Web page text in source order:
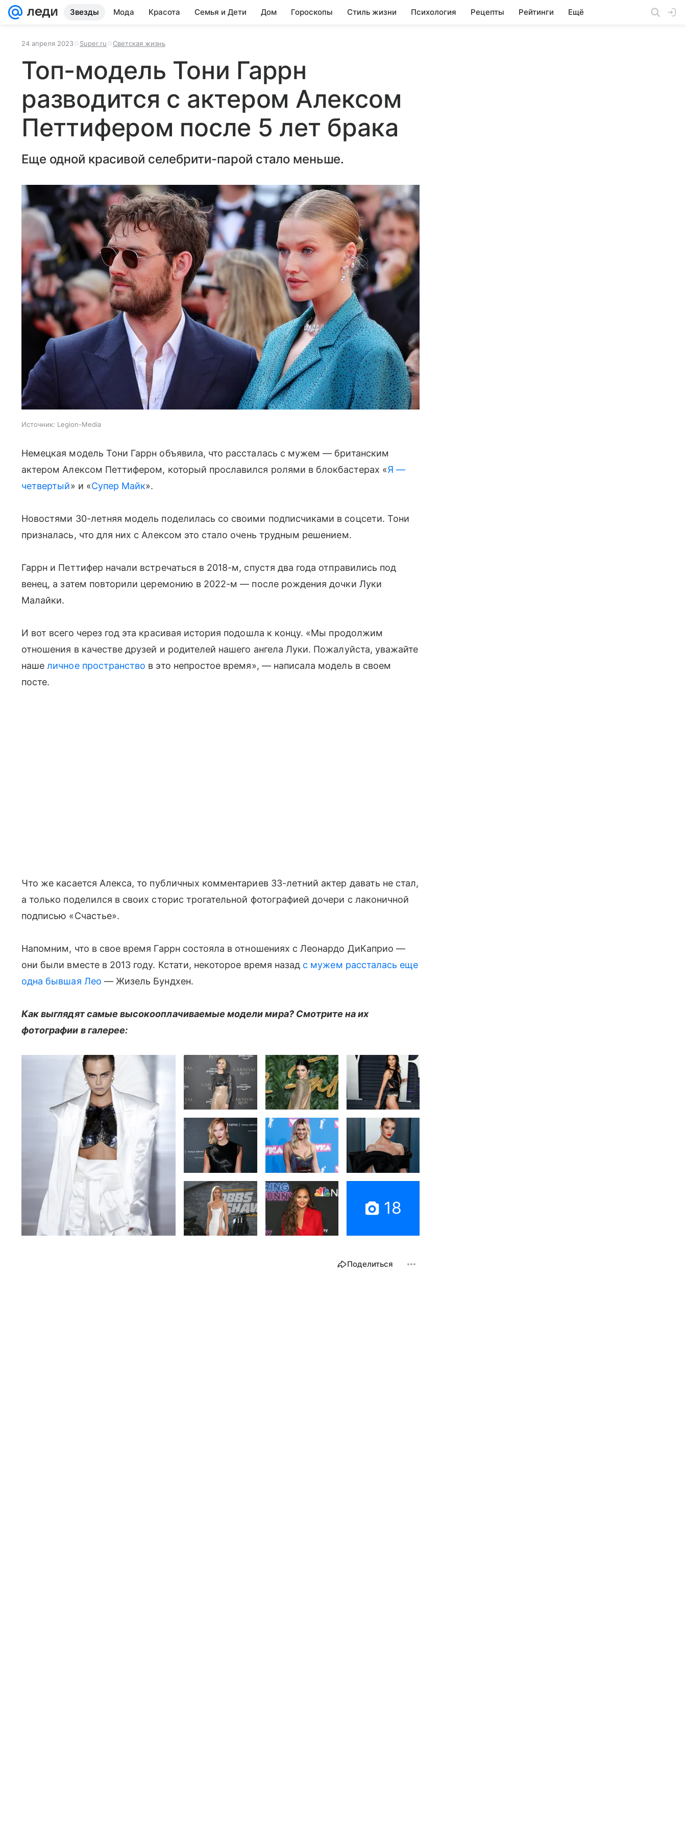
Звезды Мода Красота Семья и Дети Дом Гороскопы Стиль жизни Психология Рецепты Рейтинги Ещё
24 апреля 2023 Super.ru Светская жизнь
Топ-модель Тони Гаррн
разводится с актером Алексом
Петтифером после 5 лет брака
Еще одной красивой селебрити-парой стало меньше.
Источник: Legion-Media
Немецкая модель Тони Гаррн объявила, что рассталась с мужем — британским
актером Алексом Петтифером, который прославился ролями в блокбастерах «Я —
четвертый» и «Супер Майк».
Новостями 30-летняя модель поделилась со своими подписчиками в соцсети. Тони
призналась, что для них с Алексом это стало очень трудным решением.
Гаррн и Петтифер начали встречаться в 2018-м, спустя два года отправились под
венец, а затем повторили церемонию в 2022-м — после рождения дочки Луки
Малайки.
И вот всего через год эта красивая история подошла к концу. «Мы продолжим
отношения в качестве друзей и родителей нашего ангела Луки. Пожалуйста, уважайте
нашеличное пространство в это непростое время», — написала модель в своем
посте.
Что же касается Алекса, то публичных комментариев 33-летний актер давать не стал,
а только поделился в своих сторис трогательной фотографией дочери с лаконичной
подписью «Счастье».
Напомним, что в свое время Гаррн состояла в отношениях с Леонардо ДиКаприо —
они были вместе в 2013 году. Кстати, некоторое время назад с мужем рассталась еще
одна бывшая Лео — Жизель Бундхен.
Как выглядят самые высокооплачиваемые модели мира? Смотрите на их
фотографии в галерее:
18
Поделиться